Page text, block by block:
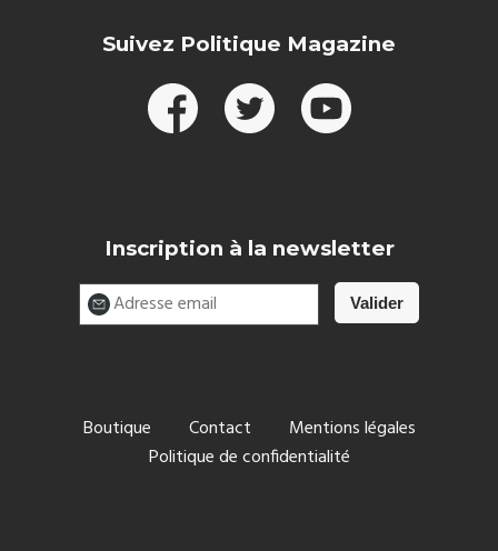
Suivez Politique Magazine
Inscription à la newsletter
Boutique Contact
Mentions légales
Politique de confidentialité